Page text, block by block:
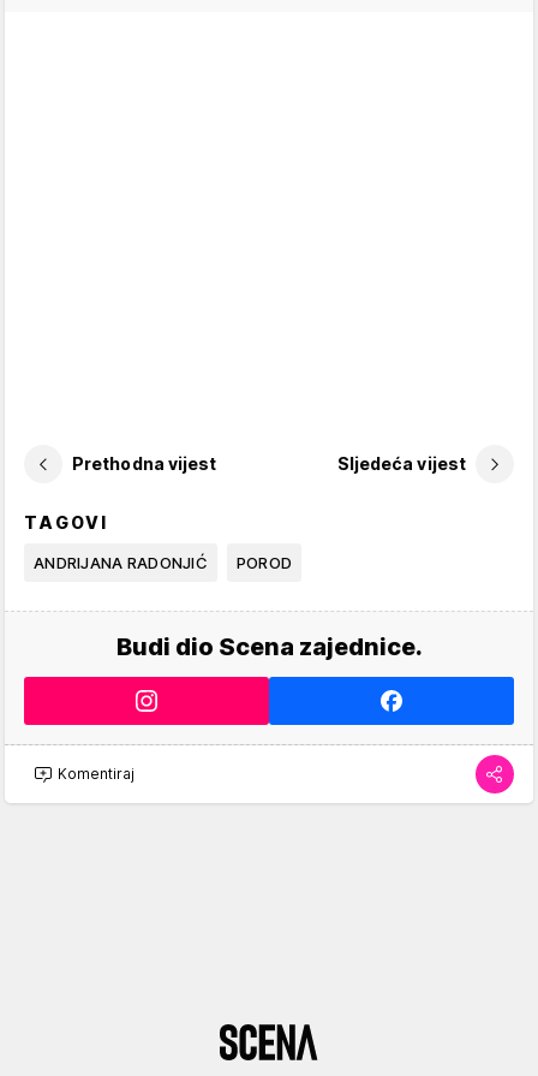
Prethodna vijest Sljedeća vijest
TAGOVI
ANDRIJANA RADONJIĆ POROD
Budi dio Scena zajednice.
Komentiraj